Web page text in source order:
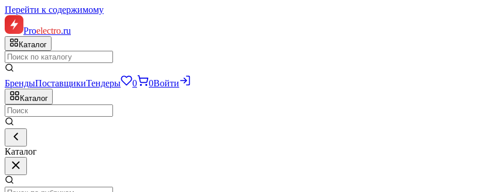
Перейти к содержимому
Proelectro.ru
Каталог
БрендыПоставщикиТендеры 0 0Войти
Каталог
Каталог